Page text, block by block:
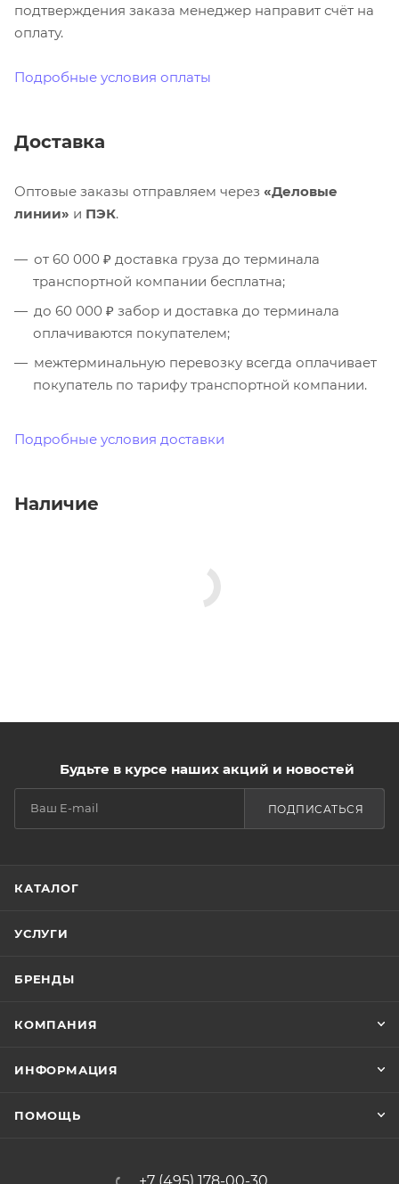
подтверждения заказа менеджер направит счёт на
оплату.
Подробные условия оплаты
Доставка
Оптовые заказы отправляем через «Деловые
линии» и ПЭК.
от 60 000 ₽ доставка груза до терминала
транспортной компании бесплатна;
до 60 000 ₽ забор и доставка до терминала
оплачиваются покупателем;
межтерминальную перевозку всегда оплачивает
покупатель по тарифу транспортной компании.
Подробные условия доставки
Наличие
Будьте в курсе наших акций и новостей
ПОДПИСАТЬСЯ
КАТАЛОГ
УСЛУГИ
БРЕНДЫ
КОМПАНИЯ
ИНФОРМАЦИЯ
ПОМОЩЬ